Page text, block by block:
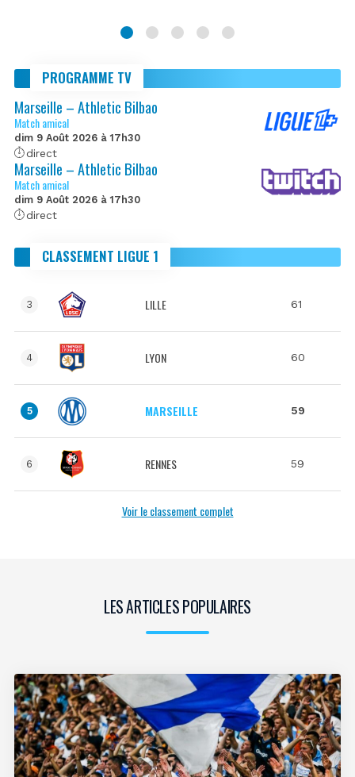
PROGRAMME TV
Marseille – Athletic Bilbao
Match amical
dim 9 Août 2026 à 17h30
direct
Marseille – Athletic Bilbao
Match amical
dim 9 Août 2026 à 17h30
direct
CLASSEMENT LIGUE 1
3 LILLE 61
4 LYON 60
5 MARSEILLE 59
6 RENNES 59
Voir le classement complet
LES ARTICLES POPULAIRES